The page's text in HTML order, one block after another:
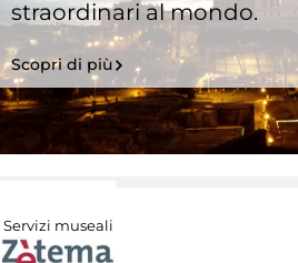
straordinari al mondo.
Scopri di più
Servizi museali